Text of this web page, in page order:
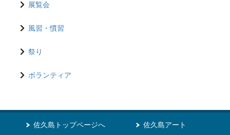
展覧会
風習・慣習
祭り
ボランティア
佐久島トップページへ 佐久島アート